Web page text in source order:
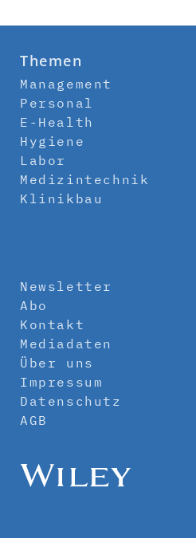
Themen
Management
Personal
E-Health
Hygiene
Labor
Medizintechnik
Klinikbau
Newsletter
Abo
Kontakt
Mediadaten
Über uns
Impressum
Datenschutz
AGB